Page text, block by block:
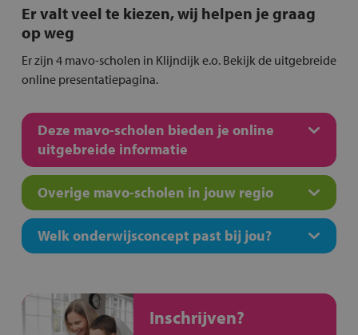
Er valt veel te kiezen, wij helpen je graag
op weg
Er zijn 4 mavo-scholen in Klijndijk e.o. Bekijk de uitgebreide
online presentatiepagina.
Deze mavo-scholen bieden je online
uitgebreide informatie
Overige mavo-scholen in jouw regio
Welk onderwijsconcept past bij jou?
Inschrijven?